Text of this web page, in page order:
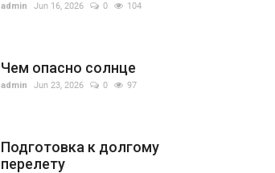
admin Jun 16, 2026 0 104
Чем опасно солнце
admin Jun 23, 2026 0 97
Подготовка к долгому
перелету